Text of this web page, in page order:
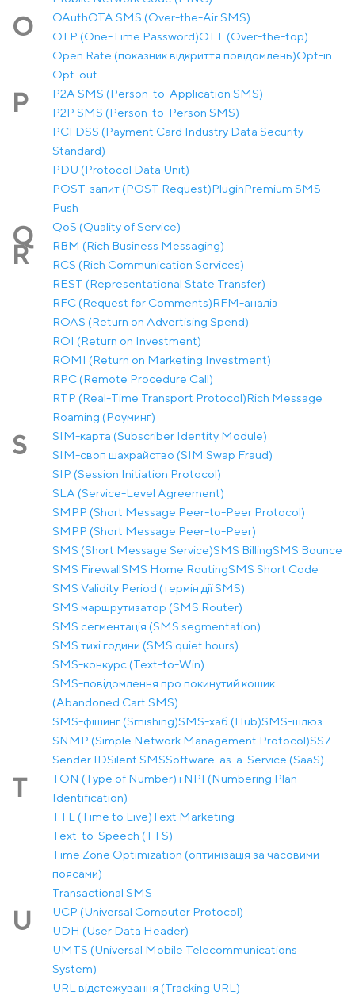
O OAuthOTA SMS (Over-the-Air SMS)
OTP (One-Time Password)OTT (Over-the-top)
Open Rate (показник відкриття повідомлень)Opt-in
Opt-out
P
P2A SMS (Person-to-Application SMS)
P2P SMS (Person-to-Person SMS)
PCI DSS (Payment Card Industry Data Security
Standard)
PDU (Protocol Data Unit)
POST-запит (POST Request)PluginPremium SMS
Push
Q QoS (Quality of Service)
R
RBM (Rich Business Messaging)
RCS (Rich Communication Services)
REST (Representational State Transfer)
RFC (Request for Comments)RFM-аналіз
ROAS (Return on Advertising Spend)
ROI (Return on Investment)
ROMI (Return on Marketing Investment)
RPC (Remote Procedure Call)
RTP (Real-Time Transport Protocol)Rich Message
Roaming (Роуминг)
S
SIM-карта (Subscriber Identity Module)
SIM-своп шахрайство (SIM Swap Fraud)
SIP (Session Initiation Protocol)
SLA (Service-Level Agreement)
SMPP (Short Message Peer-to-Peer Protocol)
SMPP (Short Message Peer-to-Peer)
SMS (Short Message Service)SMS BillingSMS Bounce
SMS FirewallSMS Home RoutingSMS Short Code
SMS Validity Period (термін дії SMS)
SMS маршрутизатор (SMS Router)
SMS сегментація (SMS segmentation)
SMS тихі години (SMS quiet hours)
SMS-конкурс (Text-to-Win)
SMS-повідомлення про покинутий кошик
(Abandoned Cart SMS)
SMS-фішинг (Smishing)SMS-хаб (Hub)SMS-шлюз
SNMP (Simple Network Management Protocol)SS7
Sender IDSilent SMSSoftware-as-a-Service (SaaS)
T
TON (Type of Number) і NPI (Numbering Plan
Identification)
TTL (Time to Live)Text Marketing
Text-to-Speech (TTS)
Time Zone Optimization (оптимізація за часовими
поясами)
Transactional SMS
U
UCP (Universal Computer Protocol)
UDH (User Data Header)
UMTS (Universal Mobile Telecommunications
System)
URL відстежування (Tracking URL)